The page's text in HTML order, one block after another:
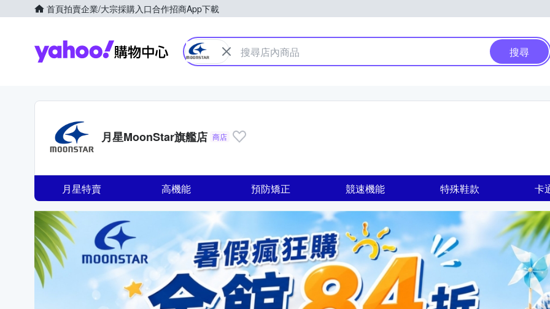
首頁拍賣企業/大宗採購入口合作招商App下載
Yahoo購物中心
搜尋
月星MoonStar旗艦店 商店
月星特賣 高機能 預防矯正 競速機能 特殊鞋款 卡